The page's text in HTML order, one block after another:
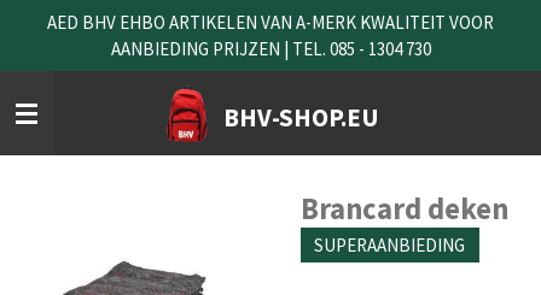
naar
de
hoofdinhoud
BHV-SHOP.EU
AED BHV EHBO ARTIKELEN VAN A-MERK KWALITEIT VOOR
AANBIEDING PRIJZEN | TEL. 085 - 1304 730
Brancard deken
SUPERAANBIEDING